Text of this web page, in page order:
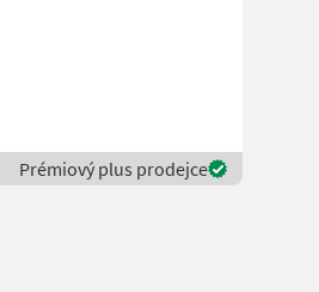
Prémiový plus prodejce